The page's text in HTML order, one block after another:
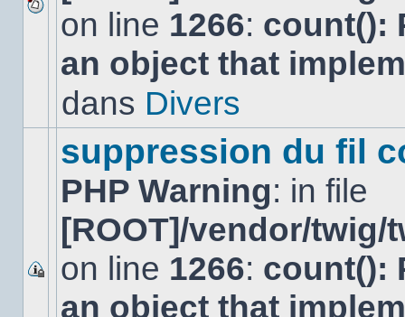
Aucun
nouveau
message
non-
dans
on line 1266: count():
an object that
dans Divers
sujet
suppression du fil
PHP Warning: in file
[ROOT]/vendor/
on line 1266: count():
an object that